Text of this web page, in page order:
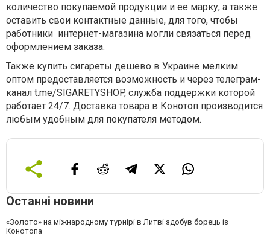
количество покупаемой продукции и ее марку, а также
оставить свои контактные данные, для того, чтобы
работники интернет-магазина могли связаться перед
оформлением заказа.
Также купить сигареты дешево в Украине мелким
оптом предоставляется возможность и через телеграм-
канал t.me/SIGARETYSHOP, служба поддержки которой
работает 24/7. Доставка товара в Конотоп производится
любым удобным для покупателя методом.
Останні новини
«Золото» на міжнародному турнірі в Литві здобув борець із
Конотопа